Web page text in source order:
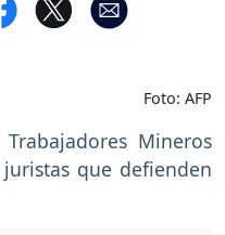
Foto: AFP
Mineros
que defienden